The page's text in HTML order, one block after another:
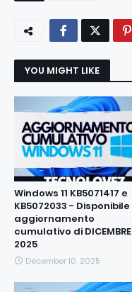
YOU MIGHT LIKE
Windows 11 KB5071417 e
KB5072033 - Disponibile
aggiornamento
cumulativo di DICEMBRE
2025
December 10, 2025